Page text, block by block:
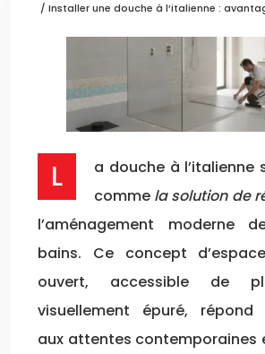
/ Installer une douche à l’italienne :
La douche à l’italienne s’est imposée
comme la solution de
l’aménagement moderne
bains. Ce concept
ouvert, accessible de
visuellement épuré, répond
aux attentes contemporaines